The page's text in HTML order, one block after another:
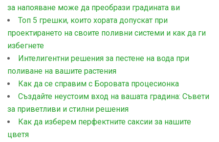
за напояване може да преобрази градината ви
Топ 5 грешки, които хората допускат при
проектирането на своите поливни системи и как да ги
избегнете
Интелигентни решения за пестене на вода при
поливане на вашите растения
Как да се справим с Боровата процесионка
Създайте неустоим вход на вашата градина: Съвети
за приветливи и стилни решения
Как да изберем перфектните саксии за нашите
цветя